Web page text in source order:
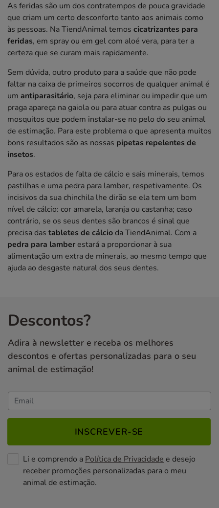
As feridas são um dos contratempos de pouca gravidade
que criam um certo desconforto tanto aos animais como
às pessoas. Na TiendAnimal temos cicatrizantes para
feridas, em spray ou em gel com aloé vera, para ter a
certeza que se curam mais rapidamente.
Sem dúvida, outro produto para a saúde que não pode
faltar na caixa de primeiros socorros de qualquer animal é
um antiparasitário, seja para eliminar ou impedir que um
praga apareça na gaiola ou para atuar contra as pulgas ou
mosquitos que podem instalar-se no pelo do seu animal
de estimação. Para este problema o que apresenta muitos
bons resultados são as nossas pipetas repelentes de
insetos.
Para os estados de falta de cálcio e sais minerais, temos
pastilhas e uma pedra para lamber, respetivamente. Os
incisivos da sua chinchila lhe dirão se ela tem um bom
nível de cálcio: cor amarela, laranja ou castanha; caso
contrário, se os seus dentes são brancos é sinal que
precisa das tabletes de cálcioda TiendAnimal. Com a
pedra para lamberestará a proporcionar à sua
alimentação um extra de minerais, ao mesmo tempo que
ajuda ao desgaste natural dos seus dentes.
Descontos?
Adira à newsletter e receba os melhores
descontos e ofertas personalizadas para o seu
animal de estimação!
INSCREVER-SE
Li e comprendo a Política de Privacidade e desejo
receber promoções personalizadas para o meu
animal de estimação.